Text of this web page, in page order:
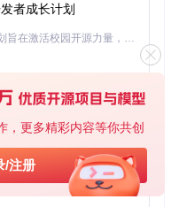
，更多精彩内容等你共创
/注册
者成长计划
「源启盛夏」暑期校园开发者成长计划旨在激活校园开源力量，通过积分激励、认证扶持、资源倾斜等形式，引导高校组织和开发者完成「入驻 — 建项目 — 做贡献 — 获认证 — 得资源」的完整闭环。无论你是想带领社团入驻平台的组织者，还是希望用代码贡献证明自己的开发者，都能在这里找到属于你的成长路径。
基于Python的Xiaozhi AI，适用于想要完整Xiaozhi体验而无需拥有专用硬件的用户。